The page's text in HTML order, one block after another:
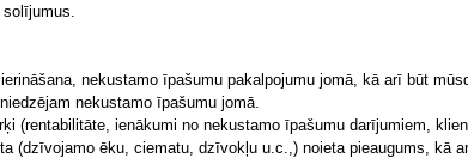
nekustamo īpašumu pakalpojumu jomā, kā arī būt
nekustamo īpašumu jomā.
(rentabilitāte, ienākumi no nekustamo īpašumu darījumiem,
(dzīvojamo ēku, ciematu, dzīvokļu u.c.,) noieta pieaugums, kā